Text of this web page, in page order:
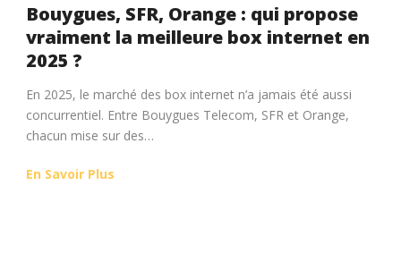
Bouygues, SFR, Orange : qui propose
vraiment la meilleure box internet en
2025 ?
En 2025, le marché des box internet n’a jamais été aussi
concurrentiel. Entre Bouygues Telecom, SFR et Orange,
chacun mise sur des…
En Savoir Plus